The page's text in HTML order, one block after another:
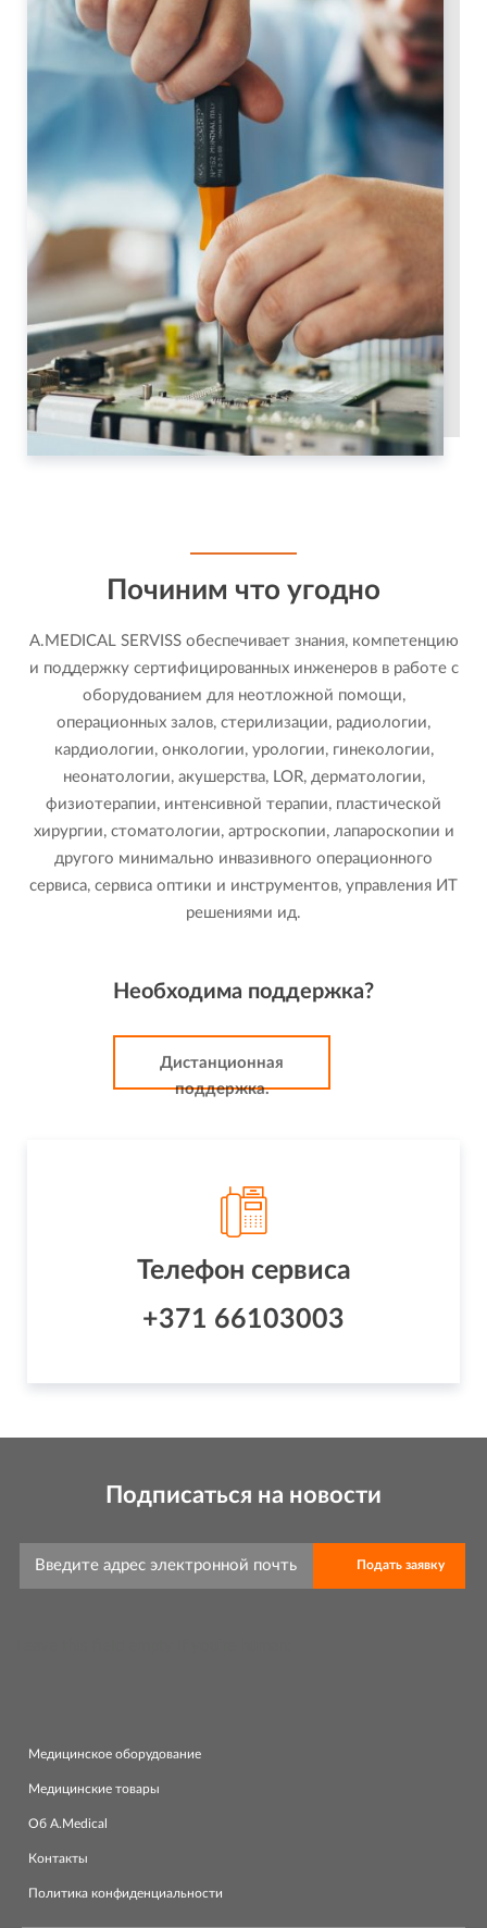
Починим что угодно
A.MEDICAL SERVISS обеспечивает знания, компетенцию
и поддержку сертифицированных инженеров в работе с
оборудованием для неотложной помощи,
операционных залов, стерилизации, радиологии,
кардиологии, онкологии, урологии, гинекологии,
неонатологии, акушерства, LOR, дерматологии,
физиотерапии, интенсивной терапии, пластической
хирургии, стоматологии, артроскопии, лапароскопии и
другого минимально инвазивного операционного
сервиса, сервиса оптики и инструментов, управления ИТ
решениями ид.
Необходима поддержка?
Дистанционная
поддержка.
Телефон сервиса
+371 66103003
Подписаться на новости
Медицинское оборудование
Медицинские товары
Об A.Medical
Контакты
Политика конфиденциальности